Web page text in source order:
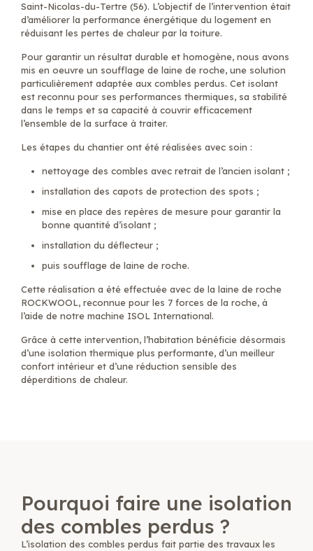
Saint-Nicolas-du-Tertre (56). L’objectif de l’intervention était
d’améliorer la performance énergétique du logement en
réduisant les pertes de chaleur par la toiture.
Pour garantir un résultat durable et homogène, nous avons
mis en oeuvre un soufflage de laine de roche, une solution
particulièrement adaptée aux combles perdus. Cet isolant
est reconnu pour ses performances thermiques, sa stabilité
dans le temps et sa capacité à couvrir efficacement
l’ensemble de la surface à traiter.
Les étapes du chantier ont été réalisées avec soin :
nettoyage des combles avec retrait de l’ancien isolant ;
installation des capots de protection des spots ;
mise en place des repères de mesure pour garantir la
bonne quantité d’isolant ;
installation du déflecteur ;
puis soufflage de laine de roche.
Cette réalisation a été effectuée avec de la laine de roche
ROCKWOOL, reconnue pour les 7 forces de la roche, à
l’aide de notre machine ISOL International.
Grâce à cette intervention, l’habitation bénéficie désormais
d’une isolation thermique plus performante, d’un meilleur
confort intérieur et d’une réduction sensible des
déperditions de chaleur.
Pourquoi faire une isolation
des combles perdus ?
L’isolation des combles perdus fait partie des travaux les